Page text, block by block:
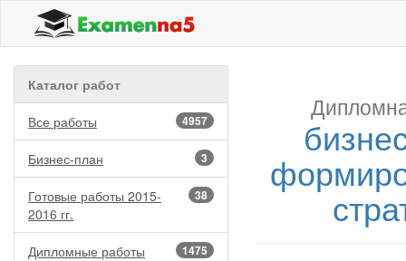
Каталог работ
4957
Все работы
3
Бизнес-план
38
Готовые работы 2015-
2016 гг.
1475
Дипломные работы